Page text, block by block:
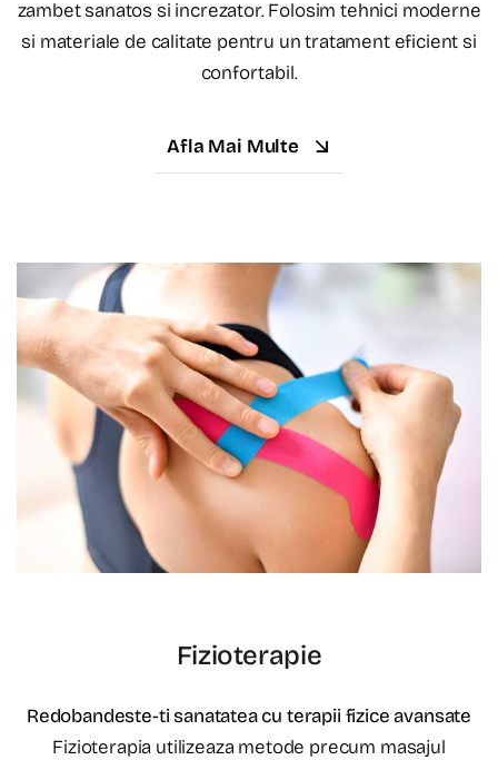
zambet sanatos si increzator. Folosim tehnici moderne
si materiale de calitate pentru un tratament eficient si
confortabil.
Afla Mai Multe
Fizioterapie
Redobandeste-ti sanatatea cu terapii fizice avansate
Fizioterapia utilizeaza metode precum masajul